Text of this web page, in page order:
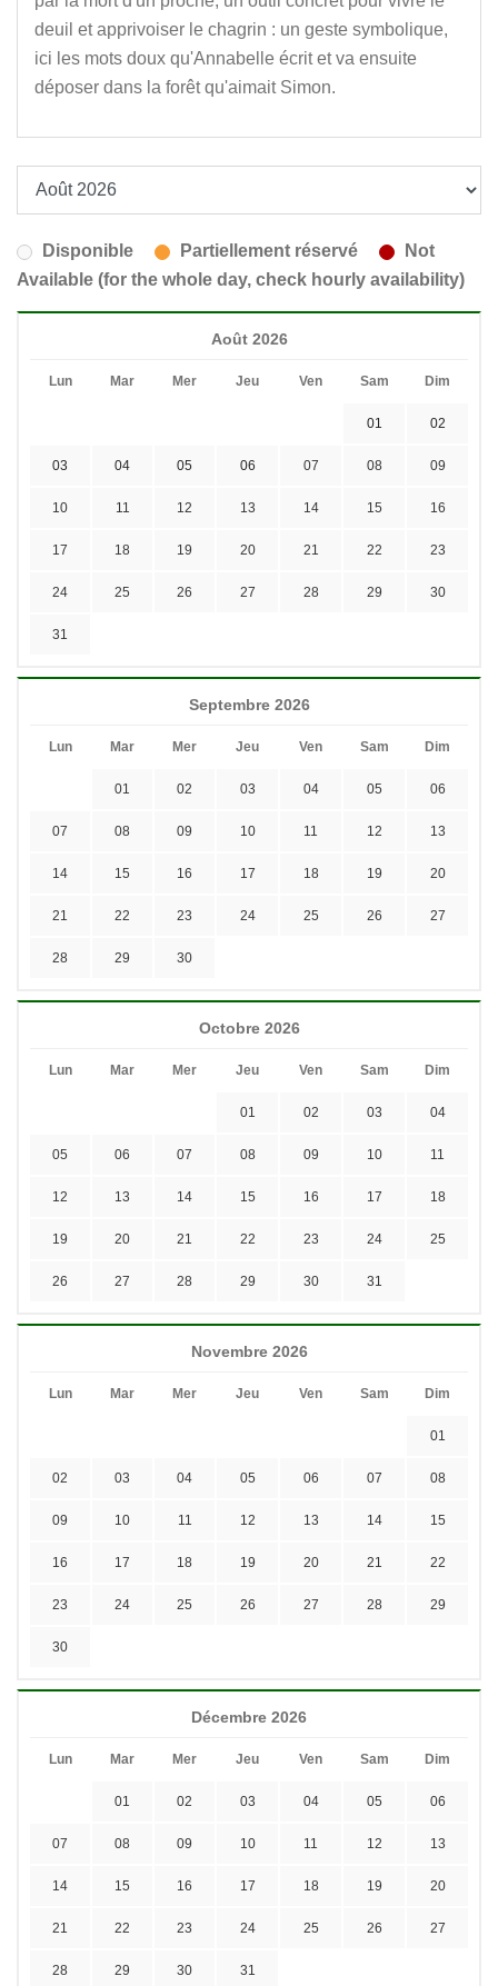
deuil et apprivoiser le chagrin : un geste symbolique,
ici les mots doux qu'Annabelle écrit et va ensuite
déposer dans la forêt qu'aimait Simon.
Disponible Partiellement réservé
Not
Available (for the whole day, check hourly availability)
Août 2026
Lun Mar Mer Jeu Ven Sam Dim
01 02
03 04 05 06 07 08 09
10 11 12 13 14 15 16
17 18 19 20 21 22 23
24 25 26 27 28 29 30
31
Septembre 2026
Lun Mar Mer Jeu Ven Sam Dim
01 02 03 04 05 06
07 08 09 10 11 12 13
14 15 16 17 18 19 20
21 22 23 24 25 26 27
28 29 30
Octobre 2026
Lun Mar Mer Jeu Ven Sam Dim
01 02 03 04
05 06 07 08 09 10 11
12 13 14 15 16 17 18
19 20 21 22 23 24 25
26 27 28 29 30 31
Novembre 2026
Lun Mar Mer Jeu Ven Sam Dim
01
02 03 04 05 06 07 08
09 10 11 12 13 14 15
16 17 18 19 20 21 22
23 24 25 26 27 28 29
30
Décembre 2026
Lun Mar Mer Jeu Ven Sam Dim
01 02 03 04 05 06
07 08 09 10 11 12 13
14 15 16 17 18 19 20
21 22 23 24 25 26 27
28 29 30 31